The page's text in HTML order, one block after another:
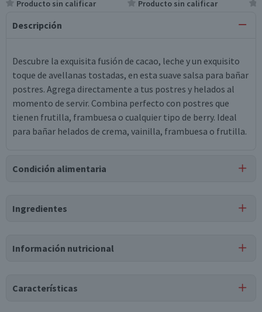
Producto sin calificar Producto sin calificar
Descripción
Descubre la exquisita fusión de cacao, leche y un exquisito
toque de avellanas tostadas, en esta suave salsa para bañar
postres. Agrega directamente a tus postres y helados al
momento de servir. Combina perfecto con postres que
tienen frutilla, frambuesa o cualquier tipo de berry. Ideal
para bañar helados de crema, vainilla, frambuesa o frutilla.
Condición alimentaria
Ingredientes
sorbato de potasio, saborizante idéntico al natural,
Información nutricional
Características